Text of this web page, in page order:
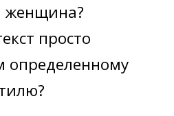
женщина?
просто
определенному